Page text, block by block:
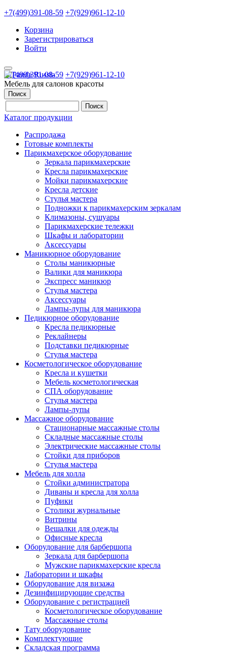
+7(499)391-08-59 +7(929)961-12-10
Корзина
Зарегистрироваться
Войти
+7(499)391-08-59 +7(929)961-12-10
Мебель для салонов красоты
Поиск
Каталог продукции
Распродажа
Готовые комплекты
Парикмахерское оборудование
Зеркала парикмахерские
Кресла парикмахерские
Мойки парикмахерские
Кресла детские
Стулья мастера
Подножки к парикмахерским зеркалам
Климазоны, сушуары
Парикмахерские тележки
Шкафы и лаборатории
Аксессуары
Маникюрное оборудование
Столы маникюрные
Валики для маникюра
Экспресс маникюр
Стулья мастера
Аксессуары
Лампы-лупы для маникюра
Педикюрное оборудование
Кресла педикюрные
Реклайнеры
Подставки педикюрные
Стулья мастера
Косметологическое оборудование
Кресла и кушетки
Мебель косметологическая
СПА оборудование
Стулья мастера
Лампы-лупы
Массажное оборудование
Стационарные массажные столы
Складные массажные столы
Электрические массажные столы
Стойки для приборов
Стулья мастера
Мебель для холла
Стойки администратора
Диваны и кресла для холла
Пуфики
Столики журнальные
Витрины
Вешалки для одежды
Офисные кресла
Оборудование для барбершопа
Зеркала для барбершопа
Мужские парикмахерские кресла
Лаборатории и шкафы
Оборудование для визажа
Дезинфицирующие средства
Оборудование с регистрацией
Косметологическое оборудование
Массажные столы
Тату оборудование
Комплектующие
Складская программа